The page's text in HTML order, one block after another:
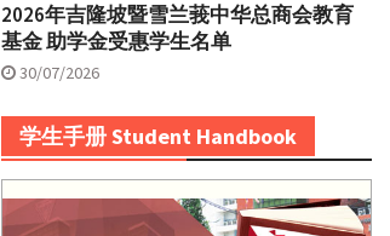
2026年吉隆坡暨雪兰莪中华总商会教育
基金 助学金受惠学生名单
30/07/2026
学生手册 Student Handbook